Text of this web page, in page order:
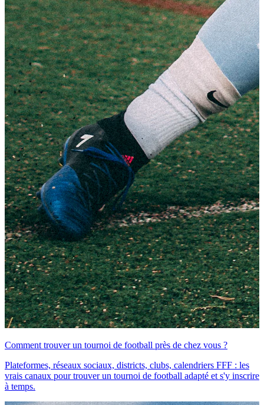
Comment trouver un tournoi de football près de chez vous ?
Plateformes, réseaux sociaux, districts, clubs, calendriers FFF : les
vrais canaux pour trouver un tournoi de football adapté et s'y inscrire
à temps.